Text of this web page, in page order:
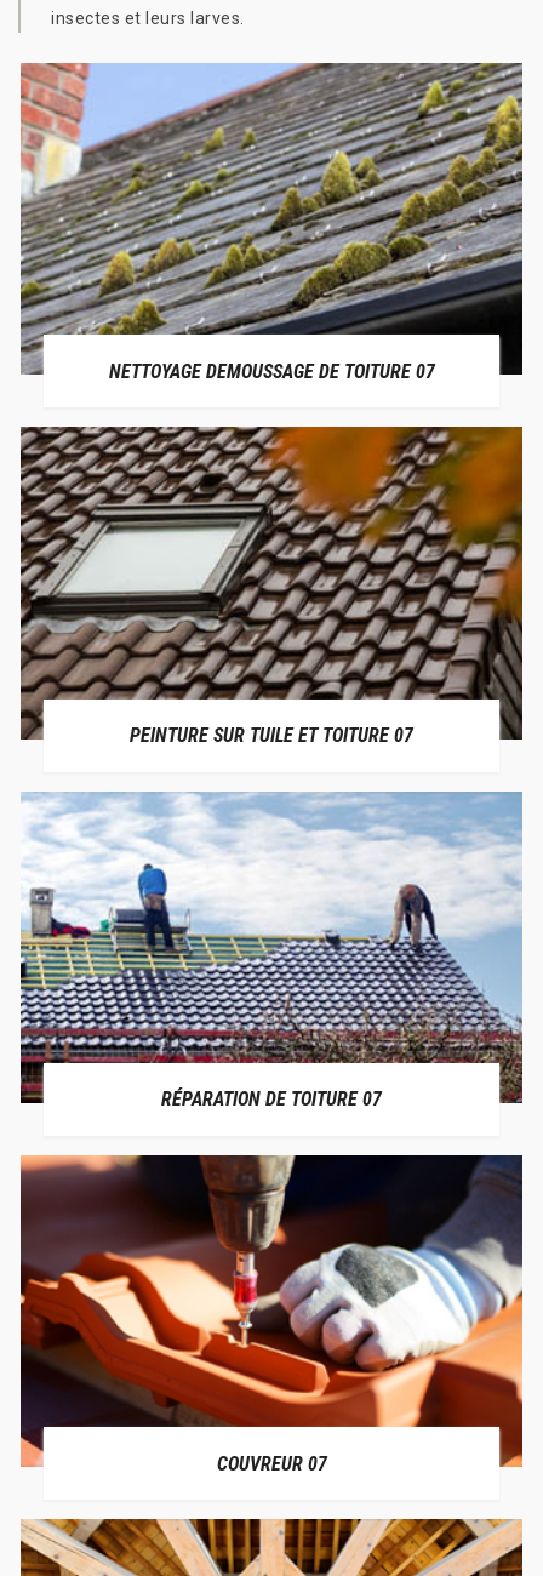
insectes et leurs larves.
NETTOYAGE DEMOUSSAGE DE TOITURE 07
PEINTURE SUR TUILE ET TOITURE 07
RÉPARATION DE TOITURE 07
COUVREUR 07